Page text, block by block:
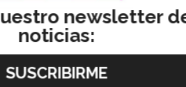
newsletter
noticias: